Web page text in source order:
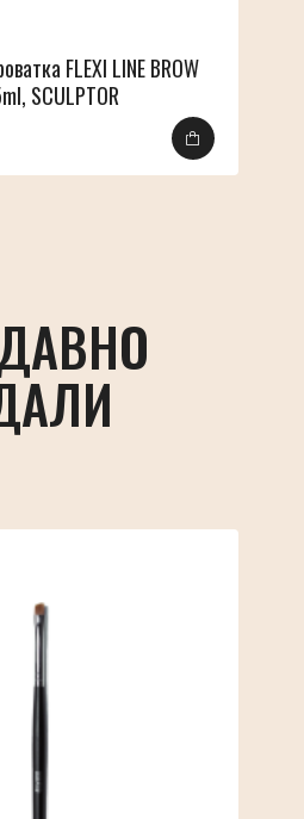
FLEXI LINE BROW
SCULPTOR